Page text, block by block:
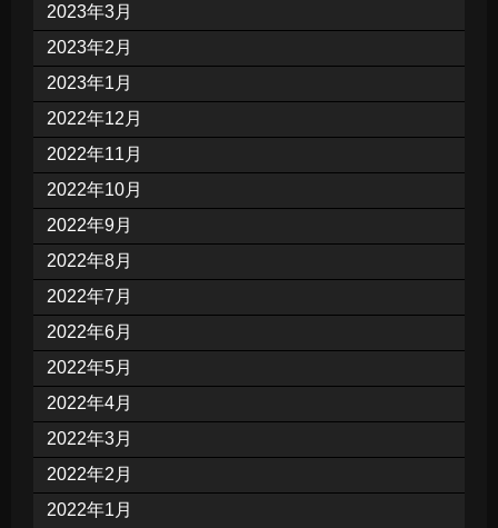
2023年3月
2023年2月
2023年1月
2022年12月
2022年11月
2022年10月
2022年9月
2022年8月
2022年7月
2022年6月
2022年5月
2022年4月
2022年3月
2022年2月
2022年1月